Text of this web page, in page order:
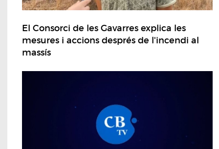
El Consorci de les Gavarres explica les
mesures i accions després de l'incendi al
massís